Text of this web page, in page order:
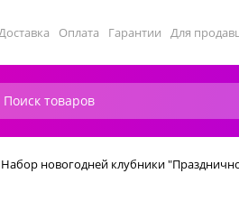
Оплата Гарантии Для
Набор новогодней клубники